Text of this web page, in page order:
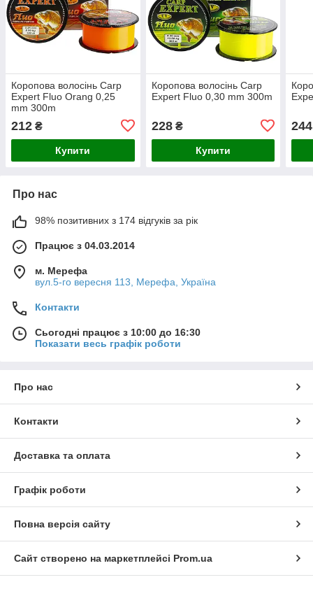
Коропова волосінь Carp
Expert Fluo Orang 0,25
mm 300m
212 ₴
Купити
Коропова волосінь Carp
Expert Fluo 0,30 mm 300m
228₴
Купити
244
Про нас
98% позитивних з 174 відгуків за рік
Працює з 04.03.2014
м. Мерефа
вул.5-го вересня 113, Мерефа, Україна
Контакти
Сьогодні працює з 10:00 до 16:30
Показати весь графік роботи
Про нас
Контакти
Доставка та оплата
Графік роботи
Повна версія сайту
Сайт створено на маркетплейсі Prom.ua